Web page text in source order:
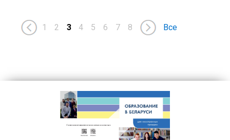
1 2 3 4 5 6 7 8 Все